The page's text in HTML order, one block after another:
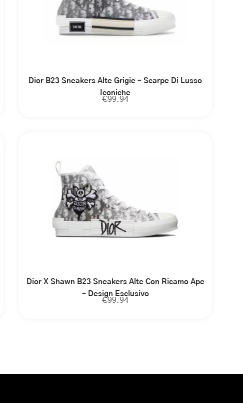
Dior B23 Sneakers Alte Grigie – Scarpe Di Lusso
Iconiche
€99.94
Dior X Shawn B23 Sneakers Alte Con Ricamo Ape
– Design Esclusivo
€99.94